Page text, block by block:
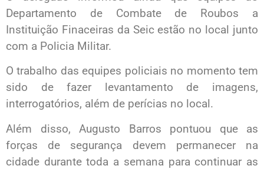
Departamento de Combate de Roubos a
Instituição Finaceiras da Seic estão no local junto
com a Policia Militar.
O trabalho das equipes policiais no momento tem
sido de fazer levantamento de imagens,
interrogatórios, além de perícias no local.
Além disso, Augusto Barros pontuou que as
forças de segurança devem permanecer na
cidade durante toda a semana para continuar as